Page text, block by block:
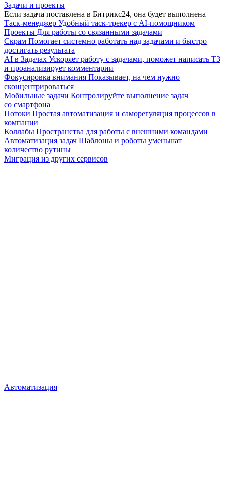
Задачи и проекты
Если задача поставлена в Битрикс24, она будет выполнена
Таск-менеджер Удобный таск-трекер с AI-помощником
Проекты Для работы со связанными задачами
Скрам Помогает системно работать над задачами и быстро
достигать результата
AI в Задачах Ускоряет работу с задачами, поможет написать ТЗ
и проанализирует комментарии
Фокусировка внимания Показывает, на чем нужно
сконцентрироваться
Мобильные задачи Контролируйте выполнение задач
со смартфона
Потоки Простая автоматизация и саморегуляция процессов в
компании
Коллабы Пространства для работы с внешними командами
Автоматизация задач Шаблоны и роботы уменьшат
количество рутины
Миграция из других сервисов
Автоматизация